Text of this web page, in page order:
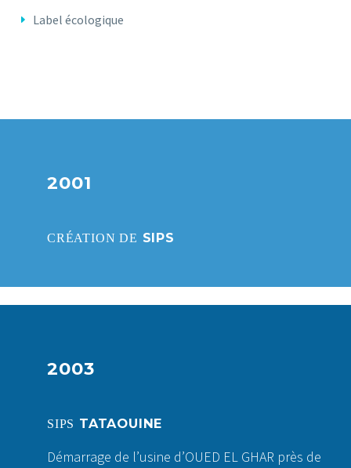
Label écologique
2001
CRÉATION DE SIPS
2003
SIPS TATAOUINE
Démarrage de l’usine d’OUED EL GHAR près de